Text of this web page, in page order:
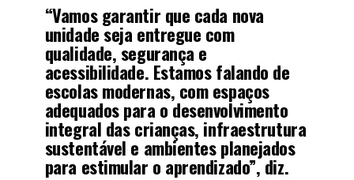
“Vamos garantir que cada nova
unidade seja entregue com
qualidade, segurança e
acessibilidade. Estamos falando de
escolas modernas, com espaços
adequados para o desenvolvimento
integral das crianças, infraestrutura
sustentável e ambientes planejados
para estimular o aprendizado”, diz.